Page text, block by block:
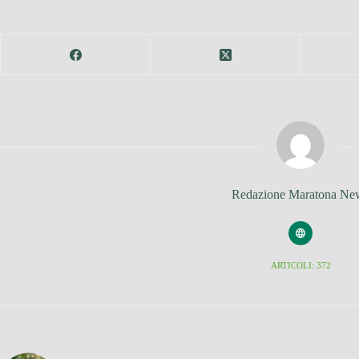
Redazione Maratona
ARTICOLI: 372